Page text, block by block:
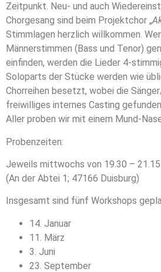
Zeitpunkt. Neu- und auch
Chorgesang sind beim Projektchor „
Stimmlagen herzlich willkommen.
Männerstimmen (Bass und Tenor)
einfinden, werden die Lieder 4-
Soloparts der Stücke werden wie
Chorreihen besetzt, wobei die
freiwilliges internes Casting
Aller proben wir mit einem Mund-
Probenzeiten:
Jeweils mittwochs von 19.30 –
(An der Abtei 1; 47166 Duisburg)
Insgesamt sind fünf Workshops
14. Januar
11. März
3. Juni
23. September